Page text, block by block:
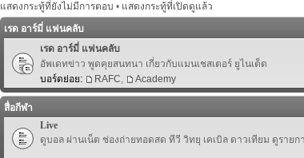
แสดงกระทู้ที่ยังไม่มีการตอบ • แสดงกระทู้ที่เปิดดูแล้ว
เรด อาร์มี่ แฟนคลับ
เรด อาร์มี่ แฟนคลับ
อัพเดทข่าว พูดคุยสนทนา เกี่ยวกับแมนเชสเตอร์ ยูไนเต็ด
บอร์ดย่อย:
RAFC, Academy
สื่อกีฬา
Live
ดูบอล ผ่านเน็ต ช่องถ่ายทอดสด ทีวี วิทยุ เคเบิล ดาวเทียม ดูรายก